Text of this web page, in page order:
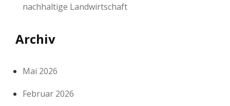
nachhaltige Landwirtschaft
Archiv
Mai 2026
Februar 2026